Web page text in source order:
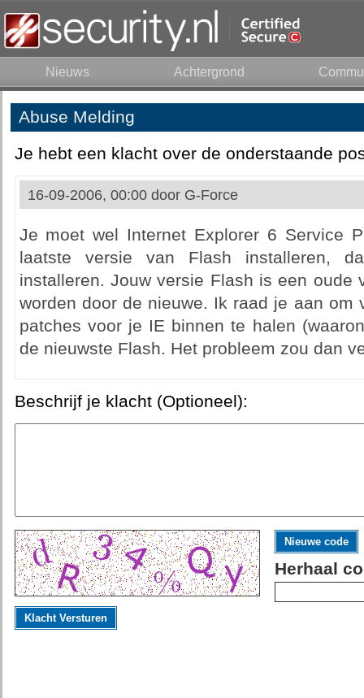
Nieuws Achtergrond
Abuse Melding
Je hebt een klacht over de onderstaande
16-09-2006, 00:00 door G-Force
Je moet wel Internet Explorer 6 Service
laatste versie van Flash installeren,
installeren. Jouw versie Flash is een oude
worden door de nieuwe. Ik raad je aan om
patches voor je IE binnen te halen
de nieuwste Flash. Het probleem zou dan
Beschrijf je klacht (Optioneel):
Nieuwe code
Herhaal
Klacht Versturen